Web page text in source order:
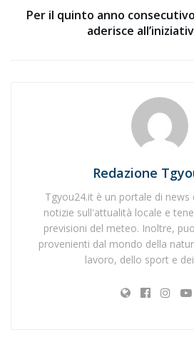
Per il quinto anno
aderisce
Redazione
Tgyou24.it è un portale di news
notizie sull'attualità locale e
previsioni del meteo. Inoltre,
provenienti dal mondo della
lavoro, dello sport e